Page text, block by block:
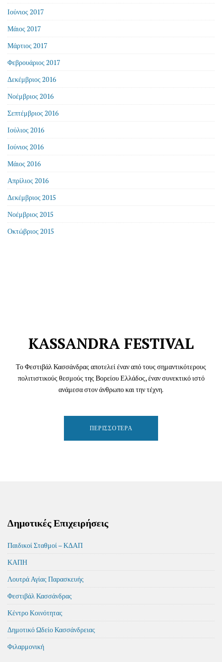
Ιούνιος 2017
Μάιος 2017
Μάρτιος 2017
Φεβρουάριος 2017
Δεκέμβριος 2016
Νοέμβριος 2016
Σεπτέμβριος 2016
Ιούλιος 2016
Ιούνιος 2016
Μάιος 2016
Απρίλιος 2016
Δεκέμβριος 2015
Νοέμβριος 2015
Οκτώβριος 2015
KASSANDRA FESTIVAL
Το Φεστιβάλ Κασσάνδρας αποτελεί έναν από τους σημαντικότερους
πολιτιστικούς θεσμούς της Βορείου Ελλάδος, έναν συνεκτικό ιστό
ανάμεσα στον άνθρωπο και την τέχνη.
ΠΕΡΙΣΣΌΤΕΡΑ
Δημοτικές Επιχειρήσεις
Παιδικοί Σταθμοί – ΚΔΑΠ
ΚΑΠΗ
Λουτρά Αγίας Παρασκευής
Φεστιβάλ Κασσάνδρας
Κέντρο Κοινότητας
Δημοτικό Ωδείο Κασσάνδρειας
Φιλαρμονική